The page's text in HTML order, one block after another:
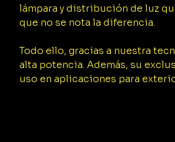
lámpara y distribución de luz
que no se nota la diferencia.
Todo ello, gracias a nuestra
alta potencia. Además, su
uso en aplicaciones para